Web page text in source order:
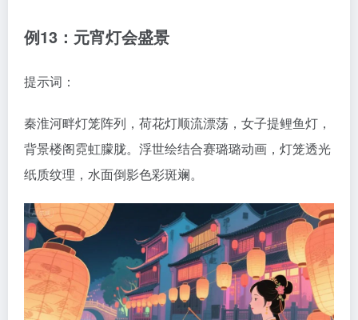
例13：元宵灯会盛景
提示词：
秦淮河畔灯笼阵列，荷花灯顺流漂荡，女子提鲤鱼灯，
背景楼阁霓虹朦胧。浮世绘结合赛璐璐动画，灯笼透光
纸质纹理，水面倒影色彩斑斓。